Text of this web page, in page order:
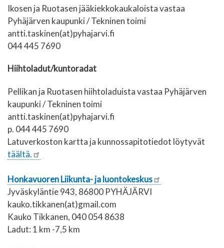
Ikosen ja Ruotasen jääkiekkokaukaloista vastaa
Pyhäjärven kaupunki / Tekninen toimi
antti.taskinen(at)pyhajarvi.fi
044 445 7690
Hiihtoladut/kuntoradat
Pellikan ja Ruotasen hiihtoladuista vastaa Pyhäjärven
kaupunki / Tekninen toimi
antti.taskinen(at)pyhajarvi.fi
p. 044 445 7690
Latuverkoston kartta ja kunnossapitotiedot löytyvät
täältä.
Honkavuoren Liikunta- ja luontokeskus
Jyväskyläntie 943, 86800 PYHÄJÄRVI
kauko.tikkanen(at)gmail.com
Kauko Tikkanen, 040 054 8638
Ladut: 1 km -7,5 km